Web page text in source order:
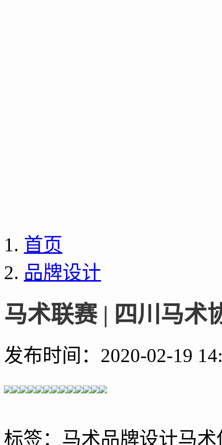
首页
品牌设计
马术联赛 | 四川马术
发布时间： 2020-02-19
标签： 马术品牌设计马术